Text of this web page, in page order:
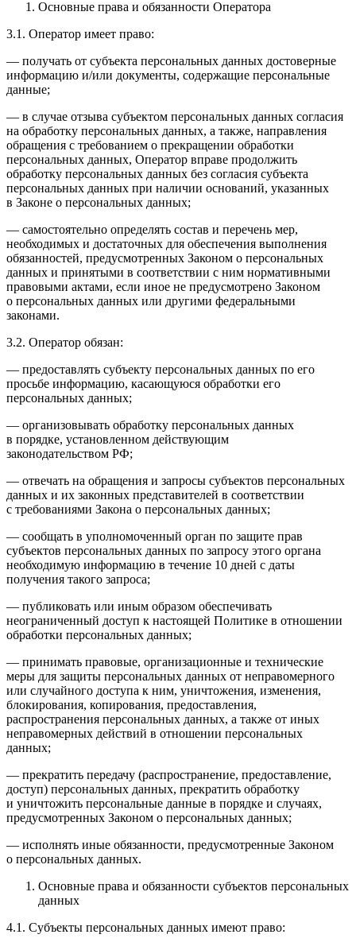
Основные права и обязанности Оператора
3.1. Оператор имеет право:
— получать от субъекта персональных данных достоверные
информацию и/или документы, содержащие персональные
данные;
— в случае отзыва субъектом персональных данных согласия
на обработку персональных данных, а также, направления
обращения с требованием о прекращении обработки
персональных данных, Оператор вправе продолжить
обработку персональных данных без согласия субъекта
персональных данных при наличии оснований, указанных
в Законе о персональных данных;
— самостоятельно определять состав и перечень мер,
необходимых и достаточных для обеспечения выполнения
обязанностей, предусмотренных Законом о персональных
данных и принятыми в соответствии с ним нормативными
правовыми актами, если иное не предусмотрено Законом
о персональных данных или другими федеральными
законами.
3.2. Оператор обязан:
— предоставлять субъекту персональных данных по его
просьбе информацию, касающуюся обработки его
персональных данных;
— организовывать обработку персональных данных
в порядке, установленном действующим
законодательством РФ;
— отвечать на обращения и запросы субъектов персональных
данных и их законных представителей в соответствии
с требованиями Закона о персональных данных;
— сообщать в уполномоченный орган по защите прав
субъектов персональных данных по запросу этого органа
необходимую информацию в течение 10 дней с даты
получения такого запроса;
— публиковать или иным образом обеспечивать
неограниченный доступ к настоящей Политике в отношении
обработки персональных данных;
— принимать правовые, организационные и технические
меры для защиты персональных данных от неправомерного
или случайного доступа к ним, уничтожения, изменения,
блокирования, копирования, предоставления,
распространения персональных данных, а также от иных
неправомерных действий в отношении персональных
данных;
— прекратить передачу (распространение, предоставление,
доступ) персональных данных, прекратить обработку
и уничтожить персональные данные в порядке и случаях,
предусмотренных Законом о персональных данных;
— исполнять иные обязанности, предусмотренные Законом
о персональных данных.
Основные права и обязанности субъектов персональных
данных
4.1. Субъекты персональных данных имеют право: